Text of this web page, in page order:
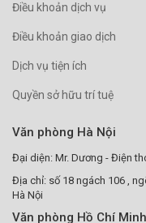
Điều khoản dịch vụ
Điều khoản giao dịch
Dịch vụ tiện ích
Quyền sở hữu trí tuệ
Văn phòng Hà Nội
Đại diện: Mr. Dương - Điện
Địa chỉ: số 18 ngách 106 ,
Hà Nội
Văn phòng Hồ Chí Minh